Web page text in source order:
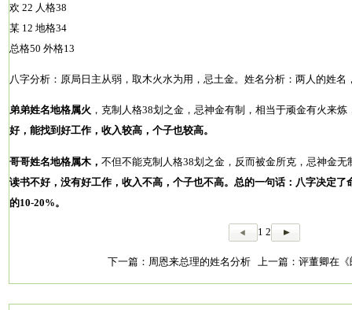
欢 22 人格38
某 12 地格34
总格50 外格13
八字分析： 原局日主从弱，取木火水为用，忌土金。 姓名分析： 两人的姓名
弟弟姓名地格属火 ， 克制人格38划之金，忌神金有制，相当于顽金有火来炼
好，能找到好工作，收入较高，个子也较高。
哥哥姓名地格属木， 不但不能克制人格38划之金，反而被金所克，忌神金
读书不好，没有好工作，收入不高，个子也不高。 总的一句话： 八字决定了
的10-20%。
1 2
下一篇： 周恩来总理的姓名分析 上一篇： 评董卿在